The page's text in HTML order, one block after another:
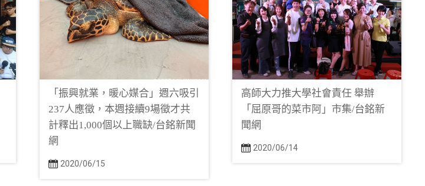
「振興就業，暖心媒合」週六吸引
237人應徵，本週接續9場徵才共
計釋出1,000個以上職缺/台銘新聞
網
2020/06/15
高師大力推大學社會責任 舉辦
「屈原哥的菜市阿」市集/台銘新
聞網
2020/06/14